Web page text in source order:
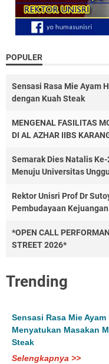
POPULER
Sensasi Rasa Mie Ayam
dengan Kuah Steak
MENGENAL FASILITAS
DI AL AZHAR IIBS
Semarak Dies Natalis
Menuju Universitas Unggul
Rektor Unisri Prof Dr
Pembudayaan
*OPEN CALL
STREET 2026*
Trending
Sensasi Rasa Mie Ayam
Menyatukan Masakan
Steak
Selengkapnya >>